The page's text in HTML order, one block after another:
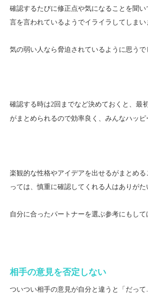
確認するたびに修正点や気になることを聞
言を言われているようでイライラしてしまい
気の弱い人なら脅迫されているように思うで
確認する時は2回までなど決めておくと、最
がまとめられるので効率良く、みんなハッピ
楽観的な性格やアイデアを出せるがまとめる
っては、慎重に確認してくれる人はありがた
自分に合ったパートナーを選ぶ参考にもして
相手の意見を否定しない
ついつい相手の意見が自分と違うと「だっ